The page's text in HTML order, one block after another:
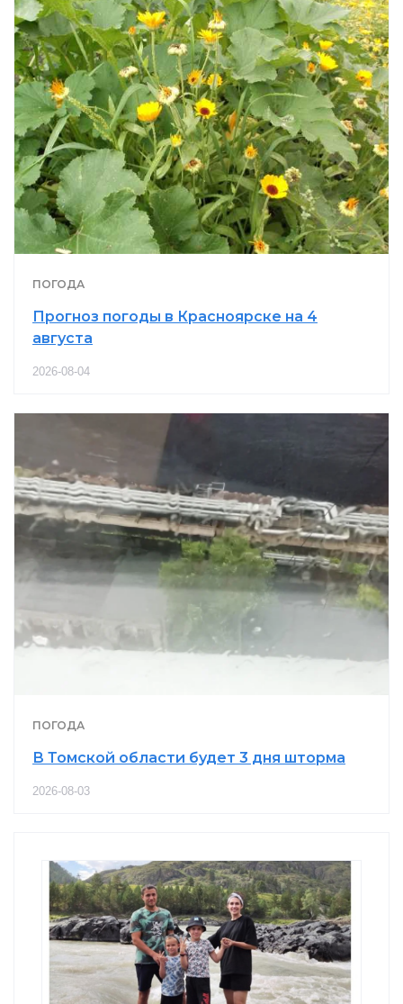
ПОГОДА
Прогноз погоды в Красноярске на 4
августа
2026-08-04
ПОГОДА
В Томской области будет 3 дня шторма
2026-08-03